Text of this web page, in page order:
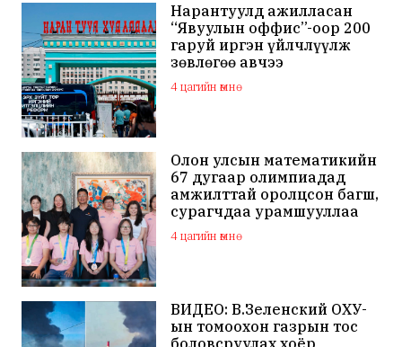
Нарантуулд ажилласан
“Явуулын оффис”-оор 200
гаруй иргэн үйлчлүүлж
зөвлөгөө авчээ
4 цагийн өмнө
Олон улсын математикийн
67 дугаар олимпиадад
амжилттай оролцсон багш,
сурагчдаа урамшууллаа
4 цагийн өмнө
ВИДЕО: В.Зеленский ОХУ-
ын томоохон газрын тос